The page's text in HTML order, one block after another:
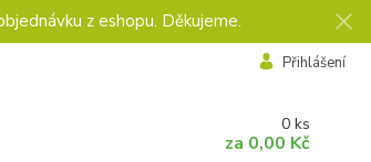
z eshopu. Děkujeme.
Přihlášení
0 ks
za 0,00 Kč